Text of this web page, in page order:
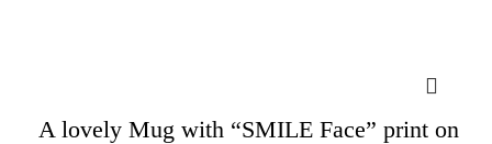
A lovely Mug with “SMILE Face” print on